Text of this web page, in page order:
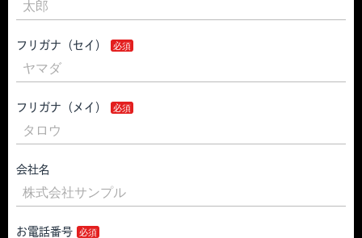
フリガナ（セイ）
フリガナ（メイ）
会社名
お電話番号